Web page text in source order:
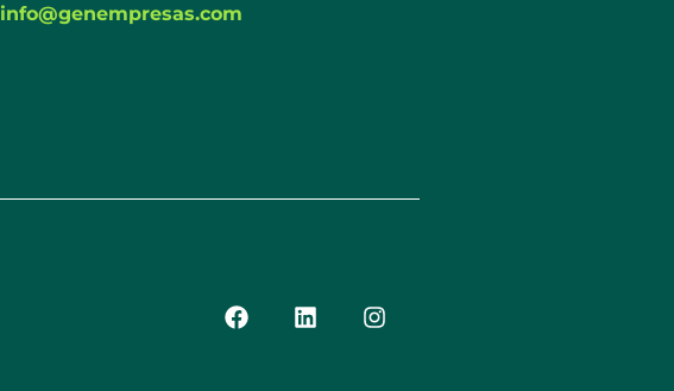
info@genempresas.com